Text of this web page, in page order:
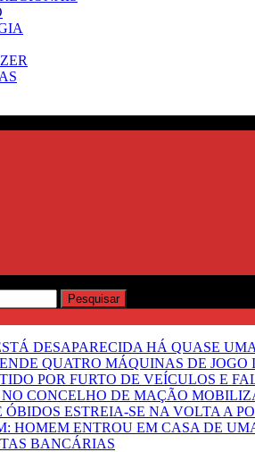
DESAPARECIDA HÁ QUASE
QUATRO MÁQUINAS DE
POR FURTO DE VEÍCULOS E
CONCELHO DE MAÇÃO
ÓBIDOS ESTREIA-SE NA VOLTA A
HOMEM ENTROU EM CASA DE
BANCÁRIAS